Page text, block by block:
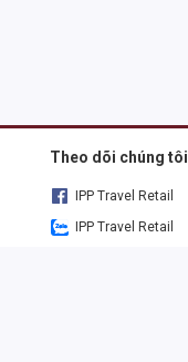
Theo dõi chúng tôi
IPP Travel Retail
IPP Travel Retail